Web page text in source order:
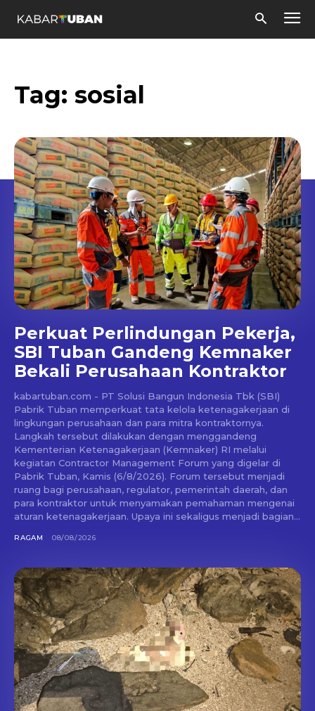
Tag: sosial
Perkuat Perlindungan Pekerja,
SBI Tuban Gandeng Kemnaker
Bekali Perusahaan Kontraktor
kabartuban.com - PT Solusi Bangun Indonesia Tbk (SBI)
Pabrik Tuban memperkuat tata kelola ketenagakerjaan di
lingkungan perusahaan dan para mitra kontraktornya.
Langkah tersebut dilakukan dengan menggandeng
Kementerian Ketenagakerjaan (Kemnaker) RI melalui
kegiatan Contractor Management Forum yang digelar di
Pabrik Tuban, Kamis (6/8/2026). Forum tersebut menjadi
ruang bagi perusahaan, regulator, pemerintah daerah, dan
para kontraktor untuk menyamakan pemahaman mengenai
aturan ketenagakerjaan. Upaya ini sekaligus menjadi bagian...
RAGAM 08/08/2026